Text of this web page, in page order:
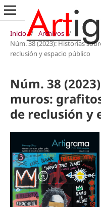
Inicio / Archivos /
Núm. 38 (2023): Historias
reclusión y espacio público
Núm. 38
muros:
de reclusión y